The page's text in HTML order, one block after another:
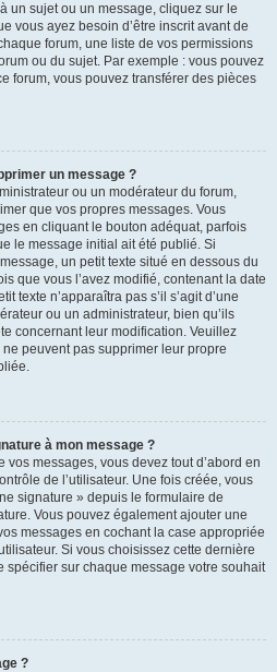
un sujet ou un message, cliquez sur le
vous ayez besoin d’être inscrit avant de
forum, une liste de vos permissions
ou du sujet. Par exemple : vous pouvez
forum, vous pouvez transférer des pièces
un message ?
ou un modérateur du forum,
que vos propres messages. Vous
en cliquant le bouton adéquat, parfois
le message initial ait été publié. Si
un petit texte situé en dessous du
que vous l’avez modifié, contenant la date
texte n’apparaîtra pas s’il s’agit d’une
ou un administrateur, bien qu’ils
concernant leur modification. Veuillez
peuvent pas supprimer leur propre
à mon message ?
messages, vous devez tout d’abord en
de l’utilisateur. Une fois créée, vous
signature » depuis le formulaire de
Vous pouvez également ajouter une
messages en cochant la case appropriée
Si vous choisissez cette dernière
spécifier sur chaque message votre souhait
?